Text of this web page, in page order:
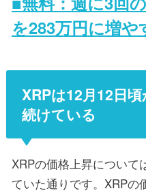
を283万円に増や
XRPは12月12日
続けている
XRPの価格上昇について
ていた通りです。XRPの